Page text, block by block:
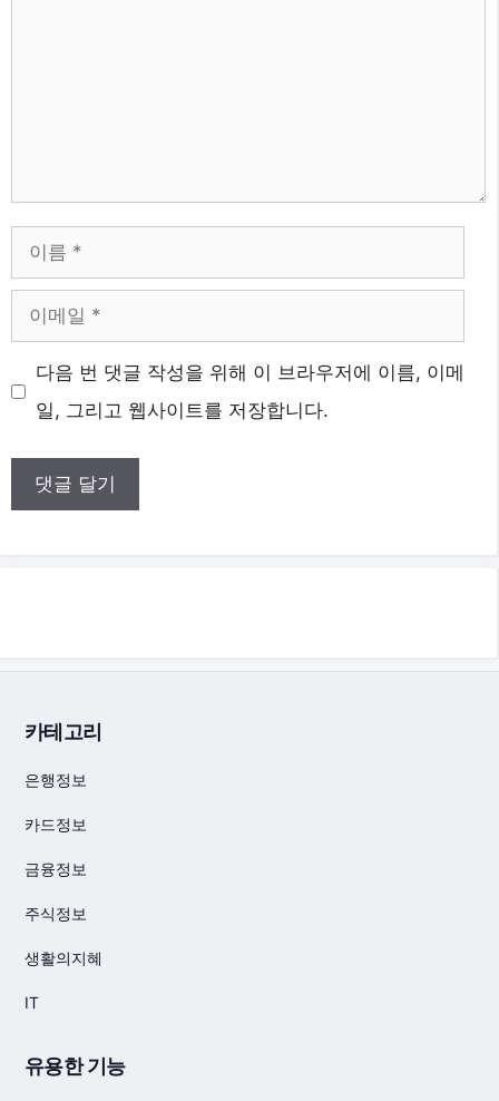
름
메
일 다음 번 댓글 작성을 위해 이 브라우저에 이름, 이메
일, 그리고 웹사이트를 저장합니다.
카테고리
은행정보
카드정보
금융정보
주식정보
생활의지혜
IT
유용한 기능